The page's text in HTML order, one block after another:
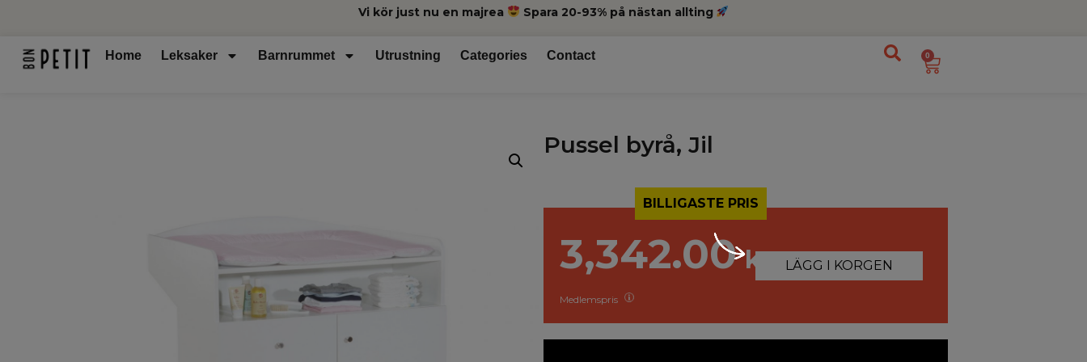
Vi kör just nu en majrea Spara 20-93% på nästan allting
Home Leksaker Barnrummet Utrustning Categories Contact 0
Pussel byrå, Jil
BILLIGASTE PRIS
3,342.00 kr
Medlemspris
LÄGG I KORGEN